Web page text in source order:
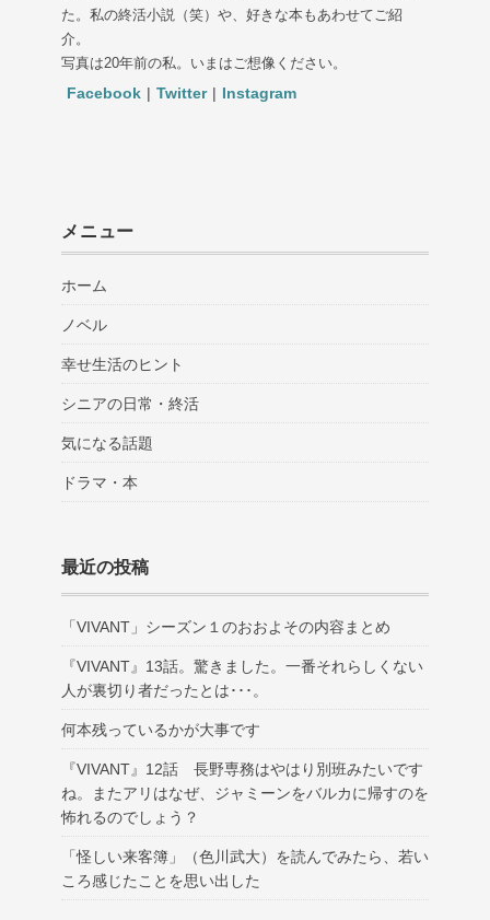
た。私の終活小説（笑）や、好きな本もあわせてご紹
介。
写真は20年前の私。いまはご想像ください。
Facebook | Twitter | Instagram
メニュー
ホーム
ノベル
幸せ生活のヒント
シニアの日常・終活
気になる話題
ドラマ・本
最近の投稿
「VIVANT」シーズン１のおおよその内容まとめ
『VIVANT』13話。驚きました。一番それらしくない
人が裏切り者だったとは･･･。
何本残っているかが大事です
『VIVANT』12話 長野専務はやはり別班みたいです
ね。またアリはなぜ、ジャミーンをバルカに帰すのを
怖れるのでしょう？
「怪しい来客簿」（色川武大）を読んでみたら、若い
ころ感じたことを思い出した